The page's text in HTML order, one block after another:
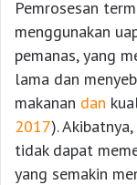
Pemrosesan
menggunakan
pemanas, yang
lama dan
makanan dan
2017).
tidak dapat
yang semakin